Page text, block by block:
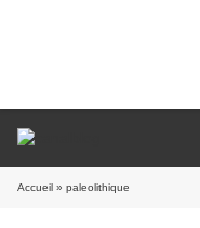
Accueil » paleolithique